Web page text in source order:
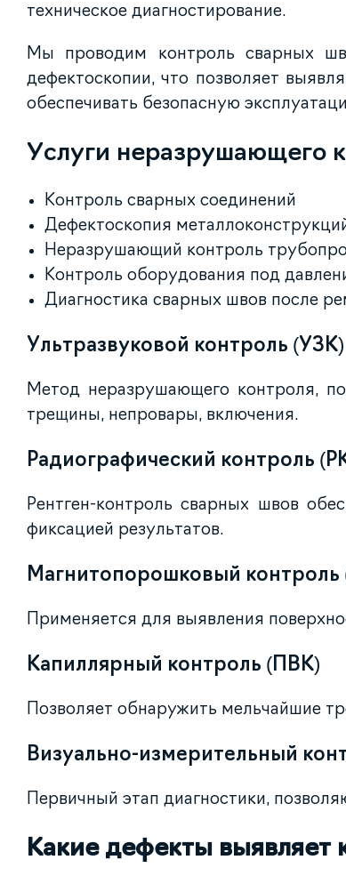
техническое диагностирование.
Мы проводим контроль сварных
дефектоскопии, что позволяет
обеспечивать безопасную
Услуги неразрушающего
Контроль сварных соединений
Дефектоскопия
Неразрушающий контроль
Контроль оборудования под
Диагностика сварных швов после
Ультразвуковой контроль (УЗК)
Метод неразрушающего контроля,
трещины, непровары, включения.
Радиографический контроль
Рентген-контроль сварных швов
фиксацией результатов.
Магнитопорошковый
Применяется для выявления
Капиллярный контроль (ПВК)
Позволяет обнаружить мельчайшие
Визуально-измерительный
Первичный этап диагностики,
Какие дефекты выявляет